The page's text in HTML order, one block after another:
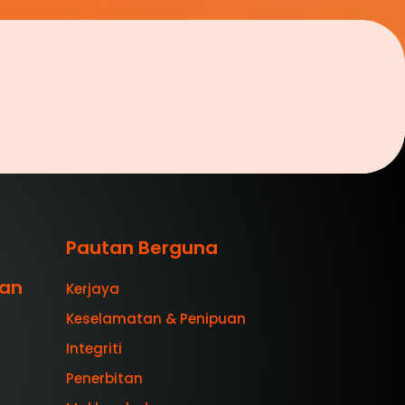
Pautan Berguna
Kerjaya
Keselamatan & Penipuan
Integriti
Penerbitan